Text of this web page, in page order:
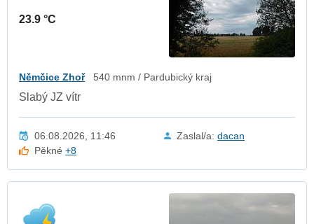
23.9 °C
Němčice Zhoř 540 mnm / Pardubický kraj
Slabý JZ vítr
06.08.2026, 11:46 Zaslal/a: dacan
Pěkné+8